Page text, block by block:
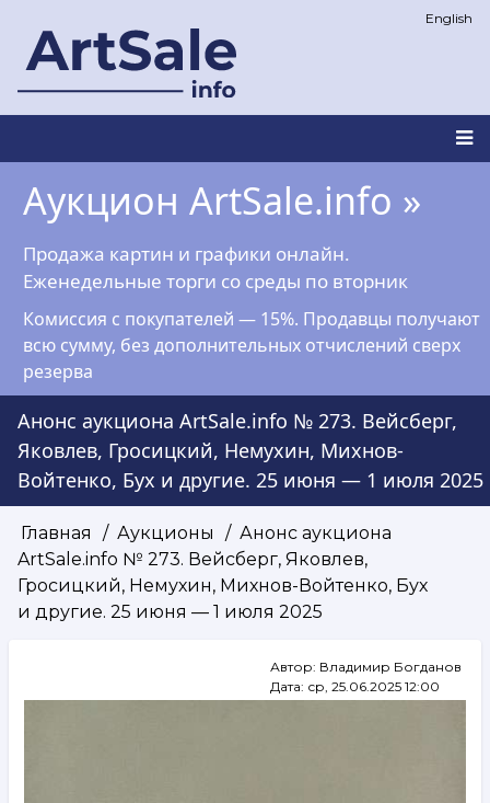
основному
English
Main
navigation
Аукцион ArtSale.info »
Продажа картин и графики онлайн.
Еженедельные торги со среды по вторник
Комиссия с покупателей — 15%. Продавцы получают
всю сумму, без дополнительных отчислений сверх
резерва
Анонс аукциона ArtSale.info № 273. Вейсберг,
Яковлев, Гросицкий, Немухин, Михнов-
Войтенко, Бух и другие. 25 июня — 1 июля 2025
Строка
навигации
Главная Аукционы
Анонс аукциона
ArtSale.info № 273. Вейсберг, Яковлев,
Гросицкий, Немухин, Михнов-Войтенко, Бух
и другие. 25 июня — 1 июля 2025
Автор: Владимир Богданов
Дата: ср, 25.06.2025 12:00